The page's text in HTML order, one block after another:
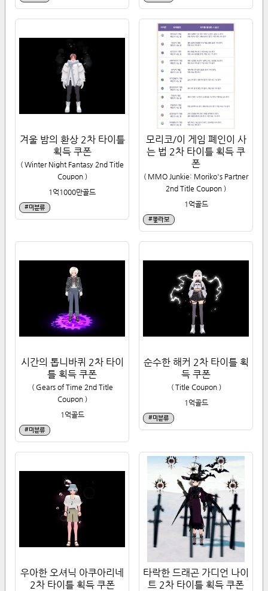
겨울 밤의 환상 2차 타이틀
획득 쿠폰
( Winter Night Fantasy 2nd Title
Coupon)
1억1000만골드
#미분류
모리코/이 게임 폐인이 사
는 법 2차 타이틀 획득 쿠
폰
( MMO Junkie: Moriko's Partner
2nd Title Coupon )
1억골드
#콜라보
시간의 톱니바퀴 2차 타이
틀 획득 쿠폰
( Gears of Time 2nd Title
Coupon)
1억골드
#미분류
순수한 해커 2차 타이틀 획
득 쿠폰
( Title Coupon)
1억골드
#미분류
우아한 오셔닉 아쿠아리네
2차 타이틀 획득 쿠폰
타락한 드래곤 가디언 나이
트 2차 타이틀 획득 쿠폰